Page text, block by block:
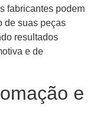
fabricantes podem
de suas peças
resultados
e de
e